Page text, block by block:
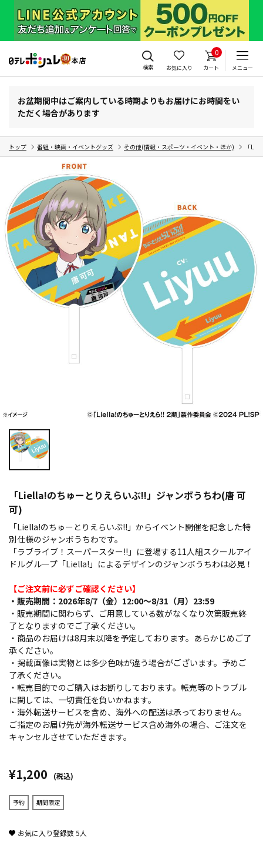
検索 お気に入り
0
カート メニュー
お盆期間中はご案内している時期よりもお届けにお時間をい
ただく場合があります
トップ 番組・映画・イベントグッズ その他(情報・スポーツ・イベント・ほか) 「
「Liella!のちゅーとりえらいぶ!!」ジャンボうちわ(唐 可
可)
「Liella!のちゅーとりえらいぶ!!」からイベント開催を記念した特
別仕様のジャンボうちわです。
「ラブライブ！スーパースター!!」に登場する11人組スクールアイ
ドルグループ「Liella!」によるデザインのジャンボうちわは必見！
【ご注文前に必ずご確認ください】
・販売期間：2026年8/7（金）12:00～8/31（月）23:59
・販売期間に関わらず、ご用意している数がなくなり次第販売終
了となりますのでご了承ください。
・商品のお届けは8月末以降を予定しております。あらかじめご了
承ください。
・掲載画像は実物とは多少色味が違う場合がございます。予めご
了承ください。
・転売目的でのご購入はお断りしております。転売等のトラブル
に関しては、一切責任を負いかねます。
・海外転送サービスを含め、海外への配送は承っておりません。
ご指定のお届け先が海外転送サービス含め海外の場合、ご注文を
キャンセルさせていただきます。
¥1,200 (税込)
予約 期間限定
お気に入り登録数5人